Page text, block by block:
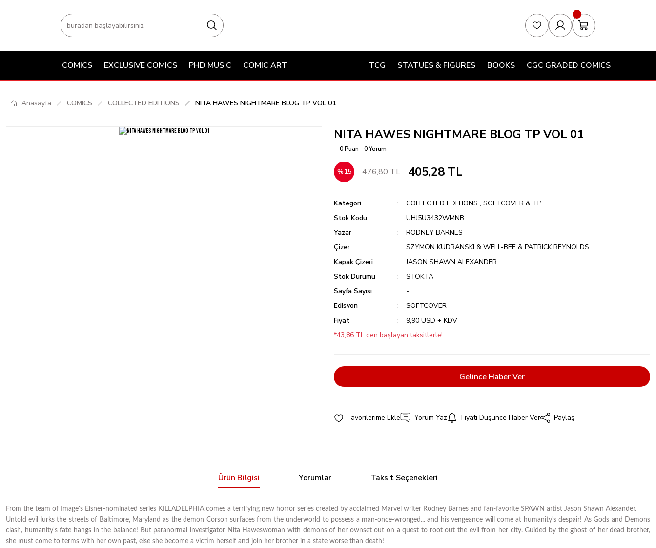
COMICS EXCLUSIVE COMICS PHD MUSIC COMIC ART TCG STATUES & FIGURES BOOKS CGC GRADED COMICS
Anasayfa COMICS COLLECTED EDITIONS NITA HAWES NIGHTMARE BLOG TP VOL 01
NITA HAWES NIGHTMARE BLOG TP VOL 01
0 Puan - 0 Yorum
%15 476,80 TL 405,28 TL
Kategori COLLECTED EDITIONS , SOFTCOVER & TP
Stok Kodu
UHJ5U3432WMNB
Yazar
RODNEY BARNES
Çizer
SZYMON KUDRANSKI & WELL-BEE & PATRICK REYNOLDS
Kapak Çizeri
JASON SHAWN ALEXANDER
Stok Durumu
STOKTA
Sayfa Sayısı
-
Edisyon
SOFTCOVER
Fiyat
9,90 USD + KDV
*43,86 TL den başlayan taksitlerle!
Gelince Haber Ver
Yorum Yaz Fiyatı Düşünce Haber Ver Paylaş
Ürün Bilgisi Yorumlar Taksit Seçenekleri
From the team of Image's Eisner-nominated series KILLADELPHIA comes a terrifying new horror series created by acclaimed Marvel writer Rodney Barnes and fan-favorite SPAWN artist Jason Shawn Alexander.
Untold evil lurks the streets of Baltimore, Maryland as the demon Corson surfaces from the underworld to possess a man-once-wronged... and his vengeance will come at humanity's despair! As Gods and Demons
clash, humanity's fate hangs in the balance! But paranormal investigator Nita Haweswoman with demons of her ownset out on a quest to root out the evil from her city. Guided by the ghost of her dead brother,
she must come to terms with her own past, else she become a victim herself and join her brother in a state worse than death!